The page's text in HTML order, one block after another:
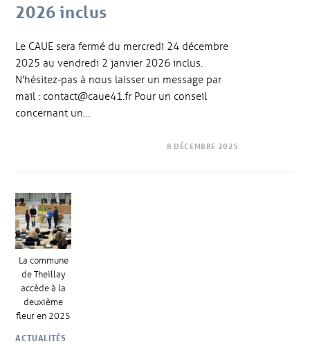
2026 inclus
Le CAUE sera fermé du mercredi 24 décembre
2025 au vendredi 2 janvier 2026 inclus.
N'hésitez-pas à nous laisser un message par
mail : contact@caue41.fr Pour un conseil
concernant un…
8 DÉCEMBRE 2025
La commune
de Theillay
accède à la
deuxième
fleur en 2025
ACTUALITÉS